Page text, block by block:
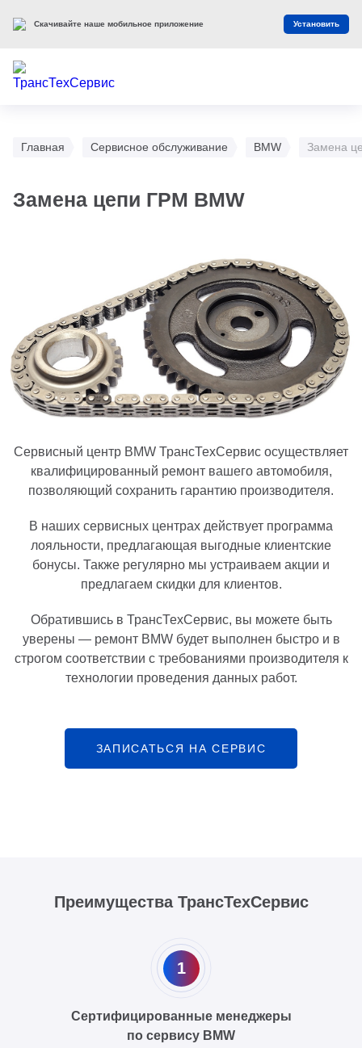
Главная Сервисное обслуживание BMW Замена
Замена цепи ГРМ BMW
Сервисный центр BMW ТрансТехСервис осуществляет
квалифицированный ремонт вашего автомобиля,
позволяющий сохранить гарантию производителя.
В наших сервисных центрах действует программа
лояльности, предлагающая выгодные клиентские
бонусы. Также регулярно мы устраиваем акции и
предлагаем скидки для клиентов.
Обратившись в ТрансТехСервис, вы можете быть
уверены — ремонт BMW будет выполнен быстро и в
строгом соответствии с требованиями производителя к
технологии проведения данных работ.
ЗАПИСАТЬСЯ НА СЕРВИС
Преимущества ТрансТехСервис
1
Сертифицированные менеджеры
по сервису BMW
Скачивайте наше мобильное приложение Установить